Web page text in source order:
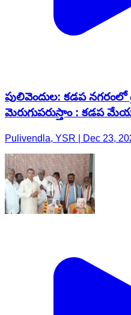
పులివెందుల: కడప నగరంలో
మెరుగుపరుస్తాం : కడప
Pulivendla, YSR | Dec 23,